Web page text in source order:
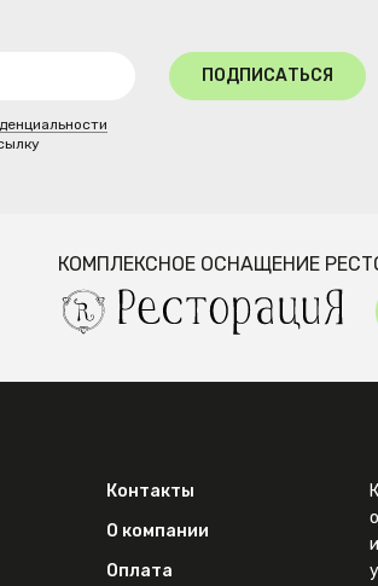
ПОДПИСАТЬСЯ
КОМПЛЕКСНОЕ ОСНАЩЕНИЕ
Контакты
О компании
Оплата